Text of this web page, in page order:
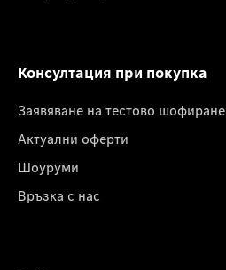
Консултация при покупка
Заявяване на тестово шофиране
Актуални оферти
Шоуруми
Връзка с нас